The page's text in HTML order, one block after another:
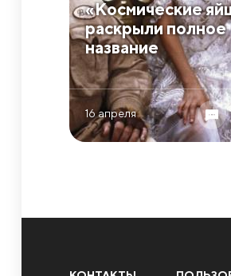
«Космические
раскрыли полное
название
16 апреля